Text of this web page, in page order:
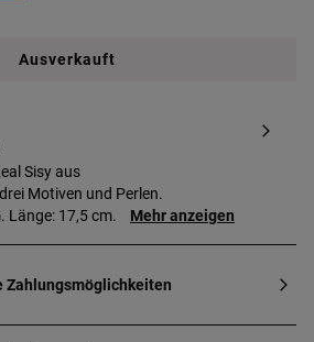
Ausverkauft
Sisy aus
Motiven und Perlen.
Länge: 17,5 cm.
Mehr anzeigen
Zahlungsmöglichkeiten